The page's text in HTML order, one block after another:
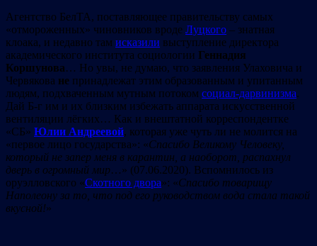
Агентство БелТА, поставляющее правительству самых
«отмороженных» чиновников вроде Луцкого – знатная
клоака, и недавно там исказили выступление директора
академического института социологии Геннадия
Коршунова… Но увы, не думаю, что заявления Улаховича и
Червякова не принадлежат этим образованным и упитанным
людям, подхваченным мутным потоком социал-дарвинизма.
Дай Б-г им и их близким избежать аппарата искусственной
вентиляции лёгких… Как и внештатной корреспондентке
«СБ» Юлии Андреевой, которая уже чуть ли не молится на
«первое лицо государства»: «Спасибо Великому Человеку,
который не запер меня в карантин, а наоборот, распахнул
дверь в огромный мир…» (07.06.2020). Вспомнилось из
оруэлловского «Скотного двора»: «Спасибо товарищу
Наполеону за то, что под его руководством вода стала такой
вкусной!»